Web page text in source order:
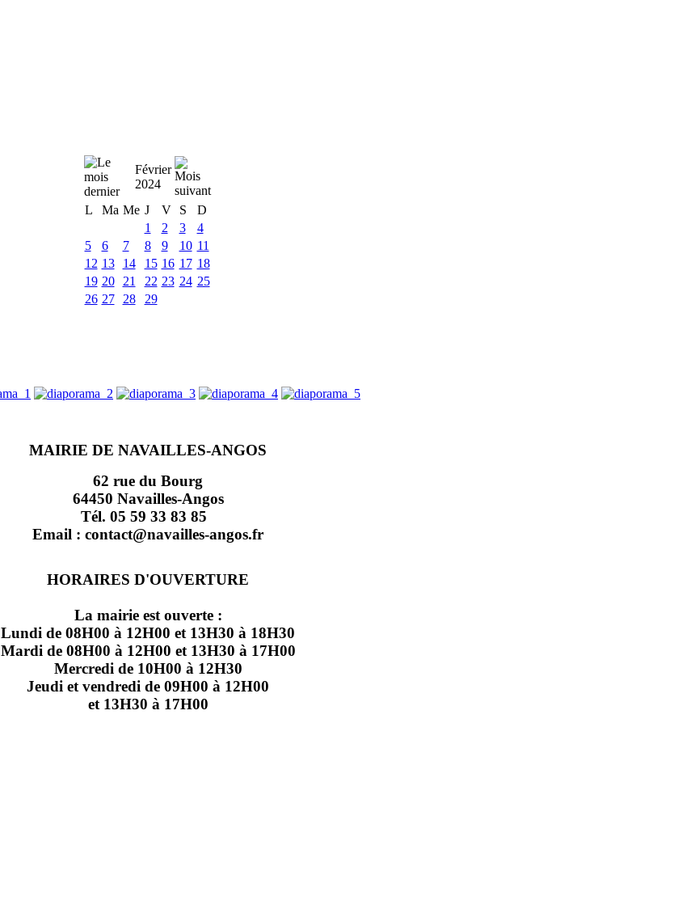
Février
2024
L
Ma Me J V S
D
1
2 3
4
5
6 7 8 9 10 11
12 13 14 15 16 17 18
19 20 21 22 23 24 25
26 27 28 29
MAIRIE DE NAVAILLES-ANGOS
62 rue du Bourg
64450 Navailles-Angos
Tél. 05 59 33 83 85
Email : contact@navailles-angos.fr
HORAIRES D'OUVERTURE
La mairie est ouverte :
Lundi de 08H00 à 12H00 et 13H30 à 18H30
Mardi de 08H00 à 12H00 et 13H30 à 17H00
Mercredi de 10H00 à 12H30
Jeudi et vendredi de 09H00 à 12H00
et 13H30 à 17H00